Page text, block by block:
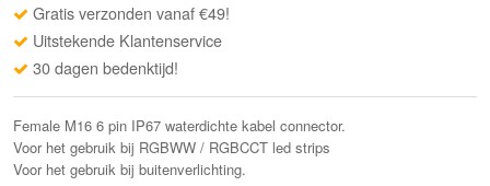
Gratis verzonden vanaf €49!
Uitstekende Klantenservice
30 dagen bedenktijd!
Female M16 6 pin IP67 waterdichte kabel connector.
Voor het gebruik bij RGBWW / RGBCCT led strips
Voor het gebruik bij buitenverlichting.